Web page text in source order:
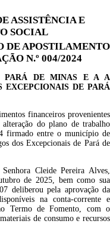
ASSISTÊNCIA E
SOCIAL
DE APOSTILAMENTO
N.º 004/2024
PARÁ DE MINAS E A A
EXCEPCIONAIS DE PARÁ
financeiros provenientes
alteração do plano de trabalho
firmado entre o município de
dos Excepcionais de Pará de
Cleide Pereira Alves,
de 2025, bem como sua
deliberou pela aprovação da
na conta-corrente e
Termo de Fomento, com o
de consumo e recursos